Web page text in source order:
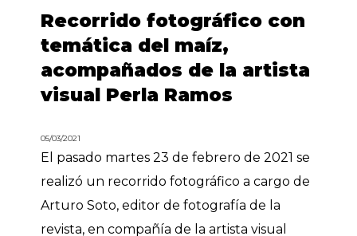
Recorrido fotográfico con
temática del maíz,
acompañados de la artista
visual Perla Ramos
05/03/2021
El pasado martes 23 de febrero de 2021 se
realizó un recorrido fotográfico a cargo de
Arturo Soto, editor de fotografía de la
revista, en compañía de la artista visual